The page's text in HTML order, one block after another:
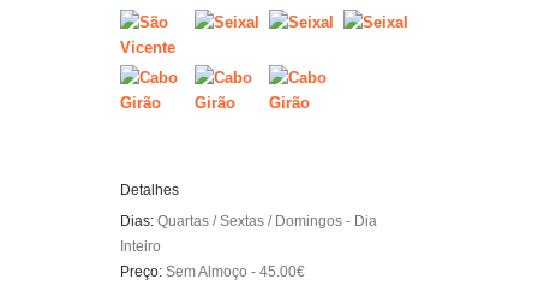
Detalhes
Dias: Quartas / Sextas / Domingos - Dia
Inteiro
Preço: Sem Almoço - 45.00€